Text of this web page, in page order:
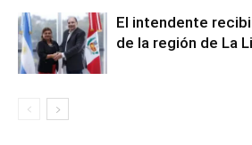
El intendente
de la región de La